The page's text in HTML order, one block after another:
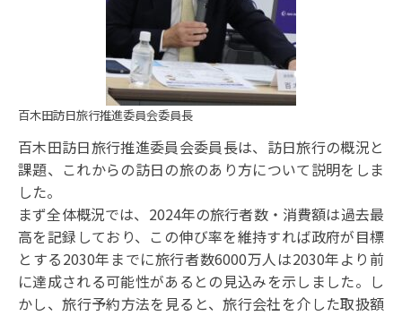
百木田訪日旅行推進委員会委員長
百木田訪日旅行推進委員会委員長は、訪日旅行の概況と
課題、これからの訪日の旅のあり方について説明をしま
した。
まず全体概況では、2024年の旅行者数・消費額は過去最
高を記録しており、この伸び率を維持すれば政府が目標
とする2030年までに旅行者数6000万人は2030年より前
に達成される可能性があるとの見込みを示しました。し
かし、旅行予約方法を見ると、旅行会社を介した取扱額